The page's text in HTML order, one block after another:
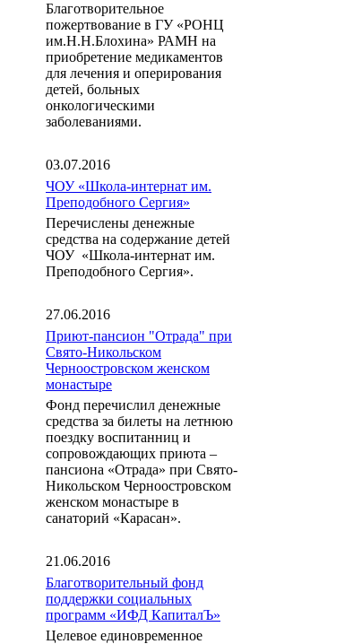
Благотворительное
пожертвование в ГУ «РОНЦ
им.Н.Н.Блохина» РАМН на
приобретение медикаментов
для лечения и оперирования
детей, больных
онкологическими
заболеваниями.
03.07.2016
ЧОУ «Школа-интернат им.
Преподобного Сергия»
Перечислены денежные
средства на содержание детей
ЧОУ «Школа-интернат им.
Преподобного Сергия».
27.06.2016
Приют-пансион "Отрада" при
Свято-Никольском
Черноостровском женском
монастыре
Фонд перечислил денежные
средства за билеты на летнюю
поездку воспитанниц и
сопровождающих приюта –
пансиона «Отрада» при Свято-
Никольском Черноостровском
женском монастыре в
санаторий «Карасан».
21.06.2016
Благотворительный фонд
поддержки социальных
программ «ИФД КапиталЪ»
Целевое единовременное